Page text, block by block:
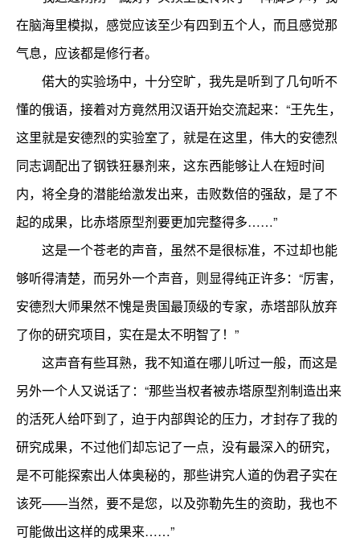
在脑海里模拟，感觉应该至少有四到五个人，而且感觉那
气息，应该都是修行者。
偌大的实验场中，十分空旷，我先是听到了几句听不
懂的俄语，接着对方竟然用汉语开始交流起来：“王先生，
这里就是安德烈的实验室了，就是在这里，伟大的安德烈
同志调配出了钢铁狂暴剂来，这东西能够让人在短时间
内，将全身的潜能给激发出来，击败数倍的强敌，是了不
起的成果，比赤塔原型剂要更加完整得多……”
这是一个苍老的声音，虽然不是很标准，不过却也能
够听得清楚，而另外一个声音，则显得纯正许多：“厉害，
安德烈大师果然不愧是贵国最顶级的专家，赤塔部队放弃
了你的研究项目，实在是太不明智了！”
这声音有些耳熟，我不知道在哪儿听过一般，而这是
另外一个人又说话了：“那些当权者被赤塔原型剂制造出来
的活死人给吓到了，迫于内部舆论的压力，才封存了我的
研究成果，不过他们却忘记了一点，没有最深入的研究，
是不可能探索出人体奥秘的，那些讲究人道的伪君子实在
该死——当然，要不是您，以及弥勒先生的资助，我也不
可能做出这样的成果来……”